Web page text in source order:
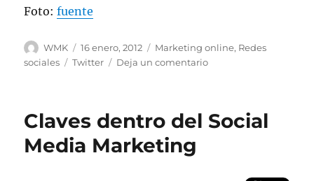
Foto:fuente
Autor
WMK
Publicado
el
16 enero, 2012 Categorías
Marketing online, Redes
sociales
Etiquetas
Twitter Deja un comentarioen
en
Claves dentro del Social
Media Marketing